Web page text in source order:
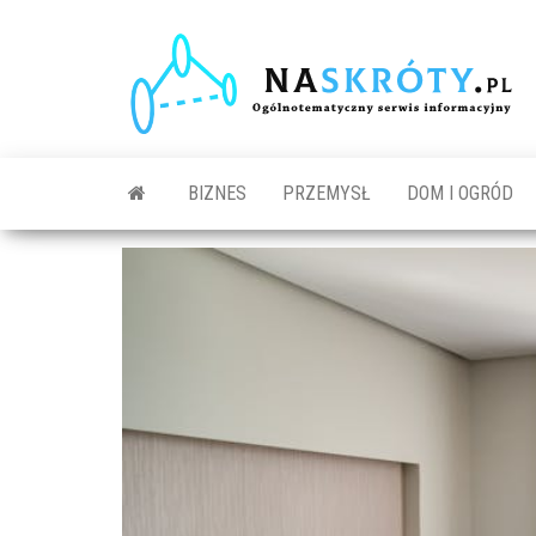
BIZNES PRZEMYSŁ DOM I OGRÓD